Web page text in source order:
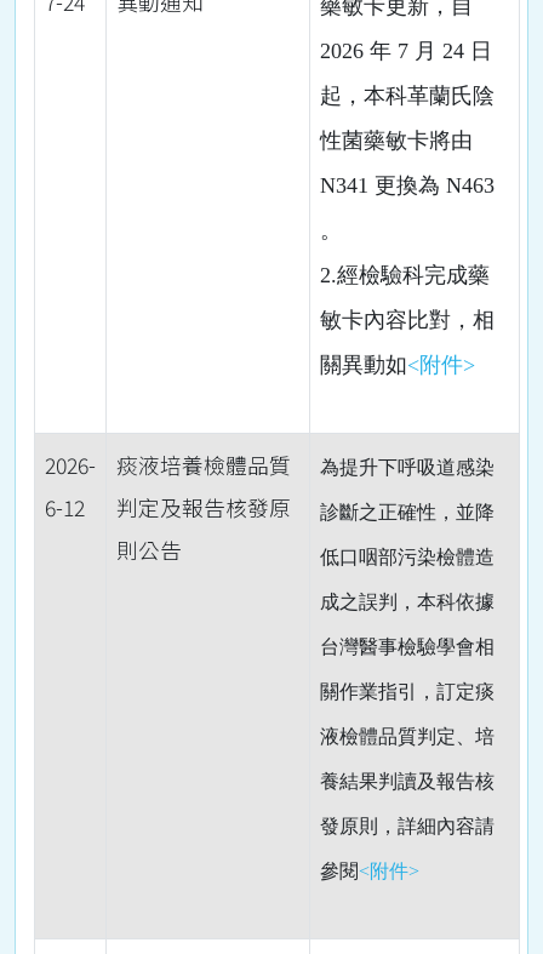
藥敏卡更新，自
2026 年 7 月 24 日
起，本科革蘭氏陰
性菌藥敏卡將由
N341 更換為 N463
。
2.經檢驗科完成藥
敏卡內容比對，相
關異動如<附件>
2026-
6-12
痰液培養檢體品質
判定及報告核發原
則公告
為提升下呼吸道感染
診斷之正確性，並降
低口咽部污染檢體造
成之誤判，本科依據
台灣醫事檢驗學會相
關作業指引，訂定痰
液檢體品質判定、培
養結果判讀及報告核
發原則，詳細內容請
參閱<附件>